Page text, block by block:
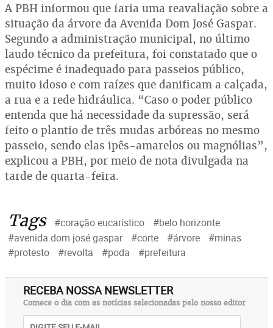
A PBH informou que faria uma reavaliação sobre a
situação da árvore da Avenida Dom José Gaspar.
Segundo a administração municipal, no último
laudo técnico da prefeitura, foi constatado que o
espécime é inadequado para passeios público,
muito idoso e com raízes que danificam a calçada,
a rua e a rede hidráulica. “Caso o poder público
entenda que há necessidade da supressão, será
feito o plantio de três mudas arbóreas no mesmo
passeio, sendo elas ipês-amarelos ou magnólias”,
explicou a PBH, por meio de nota divulgada na
tarde de quarta-feira.
Tags #coração eucarístico
#belo horizonte
#avenida dom josé gaspar
#corte #árvore
#minas
#protesto
#revolta #poda #prefeitura
RECEBA NOSSA NEWSLETTER
Comece o dia com as notícias selecionadas pelo nosso editor